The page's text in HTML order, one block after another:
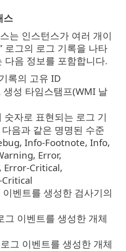
스
는 인스턴스가 여러 개이
로그의 로그 기록을 나타
다음 정보를 포함합니다.
록의 고유 ID
성 타임스탬프(WMI 날
자로 표현되는 로그 기
음과 같은 명명된 수준
Info-Footnote, Info,
Error,
Error-Critical,
벤트를 생성한 검사기의
그 이벤트를 생성한 개체
그 이벤트를 생성한 개체